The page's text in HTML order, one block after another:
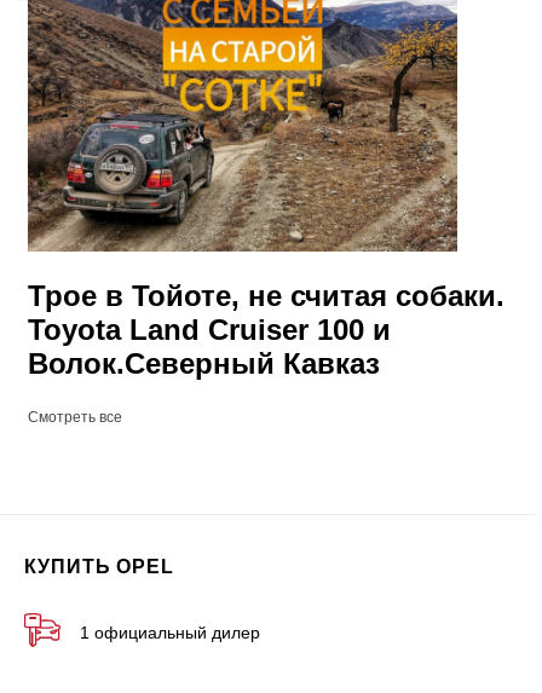
Трое в Тойоте, не считая собаки.
Toyota Land Cruiser 100 и
Волок.Северный Кавказ
Смотреть все
КУПИТЬ OPEL
1 официальный дилер